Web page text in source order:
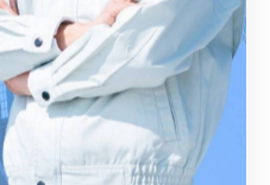
、用途、収容人員、構造な
を確認し、該当する消防法
現場では、消防設備の設置
まで事前に計画すること
置が発覚した場合、是正